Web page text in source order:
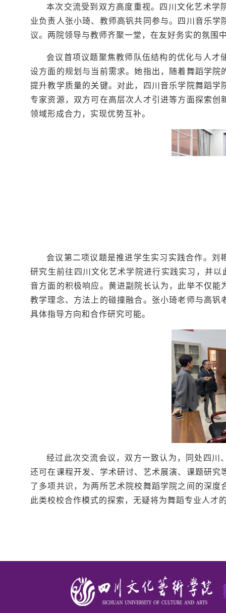
本次交流受到双方高度重视。四川文化艺术
业负责人张小琦、教师高钒共同参与。四川音乐
议。两院领导与教师齐聚一堂，在友好务实的氛围
会议首项议题聚焦教师队伍结构的优化与人
设方面的规划与当前需求。她指出，随着舞蹈学
提升教学质量的关键。对此，四川音乐学院舞蹈
专家资源，双方可在高层次人才引进等方面探索
领域形成合力，实现优势互补。
会议第二项议题是推进学生实习实践合作。
研究生前往四川文化艺术学院进行实践实习，并
音方面的积极响应。黄进副院长认为，此举不仅
教学理念、方法上的碰撞融合。张小琦老师与高
具体指导方向和合作研究可能。
经过此次交流会议，双方一致认为，同处四
还可在课程开发、学术研讨、艺术展演、课题研
了多项共识，为两所艺术院校舞蹈学院之间的深
此类校校合作模式的探索，无疑将为舞蹈专业人才